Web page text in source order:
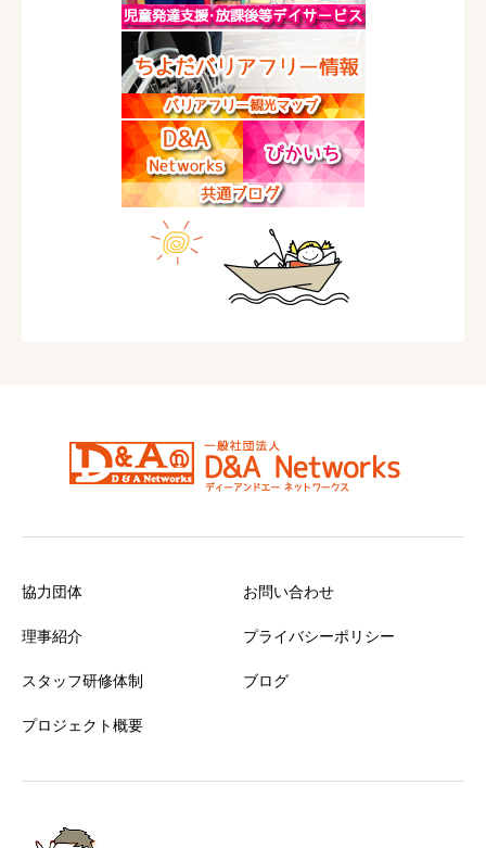
協力団体
理事紹介
スタッフ研修体制
プロジェクト概要
お問い合わせ
プライバシーポリシー
ブログ